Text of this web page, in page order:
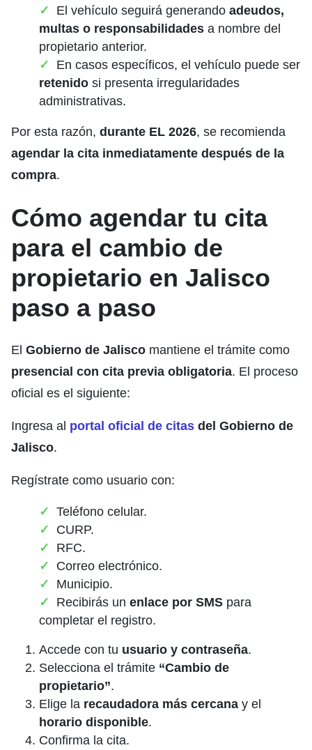
El vehículo seguirá generando adeudos,
multas o responsabilidades a nombre del
propietario anterior.
En casos específicos, el vehículo puede ser
retenido si presenta irregularidades
administrativas.
Por esta razón, durante EL 2026, se recomienda
agendar la cita inmediatamente después de la
compra.
Cómo agendar tu cita
para el cambio de
propietario en Jalisco
paso a paso
El Gobierno de Jalisco mantiene el trámite como
presencial con cita previa obligatoria. El proceso
oficial es el siguiente:
Ingresa al portal oficial de citas del Gobierno de
Jalisco.
Regístrate como usuario con:
Teléfono celular.
CURP.
RFC.
Correo electrónico.
Municipio.
Recibirás un enlace por SMS para
completar el registro.
Accede con tu usuario y contraseña.
Selecciona el trámite “Cambio de
propietario”.
Elige la recaudadora más cercana y el
horario disponible.
Confirma la cita.